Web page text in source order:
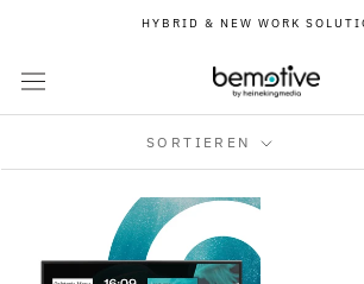
HYBRID & NEW WORK
SORTIEREN